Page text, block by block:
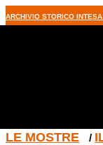
ARCHIVIO STORICO
LE MOSTRE /